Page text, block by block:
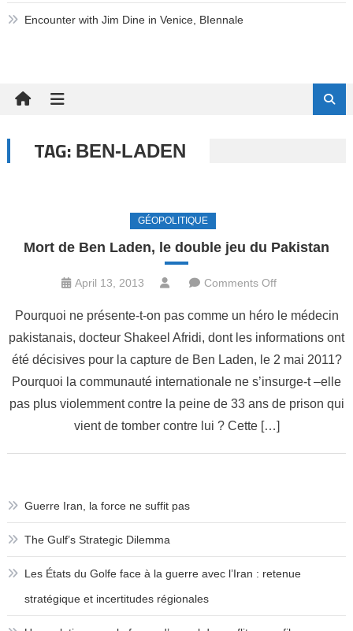
Encounter with Jim Dine in Venice, BIennale
TAG: BEN-LADEN
GÉOPOLITIQUE
Mort de Ben Laden, le double jeu du Pakistan
April 13, 2013 Comments Offon
de
Ben
Laden,
le
double
jeu
Pourquoi ne présente-t-on pas comme un héro le médecin
pakistanais, docteur Shakeel Afridi, dont les informations ont
été décisives pour la capture de Ben Laden, le 2 mai 2011?
Pourquoi la communauté internationale ne s’insurge-t –elle
pas plus violemment contre la peine de 33 ans de prison qui
vient de tomber contre lui ? Cette […]
Guerre Iran, la force ne suffit pas
The Gulf’s Strategic Dilemma
Les États du Golfe face à la guerre avec l’Iran : retenue
stratégique et incertitudes régionales